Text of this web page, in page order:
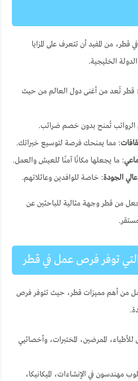
قطر، من المفيد أن تتعرف على المزايا
الخليجية.
قطر تُعد من أغنى دول العالم من حيث
تُمنح بدون خصم ضرائب.
: مما يمنحك فرصة لتوسيع خبراتك.
: ما يجعلها مكانًا آمنًا للعيش والعمل.
الجودة: خاصة للوافدين وعائلاتهم.
من قطر وجهة مثالية للباحثين عن
التي توفر فرص عمل في قطر
من أهم مميزات قطر، حيث تتوفر فرص
الممرضين، المختبرات، وأخصائيي
مهندسون في الإنشاءات، الميكانيكا،